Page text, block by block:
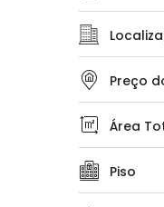
Preço
Área
Piso